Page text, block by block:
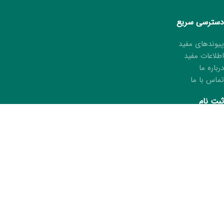
دسترسی سریع
پیوندهای مفید
اطلاعات مفید
درباره ما
تماس با ما
ثبت نام